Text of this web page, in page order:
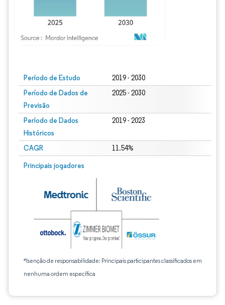
Período de Estudo 2019 - 2030
Período de Dados de
Previsão
2025 - 2030
Período de Dados
Históricos
2019 - 2023
CAGR 11.54%
Principais jogadores
*Isenção de responsabilidade: Principais participantes classificados em
nenhuma ordem específica